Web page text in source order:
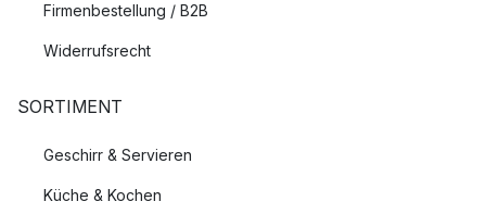
Firmenbestellung / B2B
Widerrufsrecht
SORTIMENT
Geschirr & Servieren
Küche & Kochen